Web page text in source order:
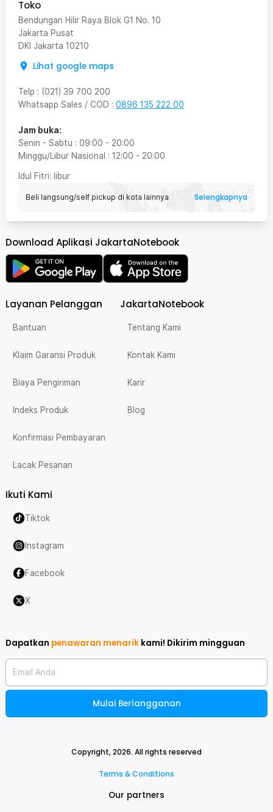
Toko
Bendungan Hilir Raya Blok G1 No. 10
Jakarta Pusat
DKI Jakarta 10210
Lihat google maps
Telp : (021) 39 700 200
Whatsapp Sales / COD : 0896 135 222 00
Jam buka:
Senin - Sabtu : 09:00 - 20:00
Minggu/Libur Nasional : 12:00 - 20:00
Idul Fitri: libur
Beli langsung/self pickup di kota lainnya Selengkapnya
Download Aplikasi JakartaNotebook
Layanan Pelanggan
Bantuan
Klaim Garansi Produk
Biaya Pengiriman
Indeks Produk
Konfirmasi Pembayaran
Lacak Pesanan
JakartaNotebook
Tentang Kami
Kontak Kami
Karir
Blog
Ikuti Kami
Tiktok
Instagram
Facebook
X
Dapatkan penawaran menarik kami! Dikirim mingguan
Email Anda
Mulai Berlangganan
Copyright,2026. All rights reserved
Terms & Conditions
Our partners